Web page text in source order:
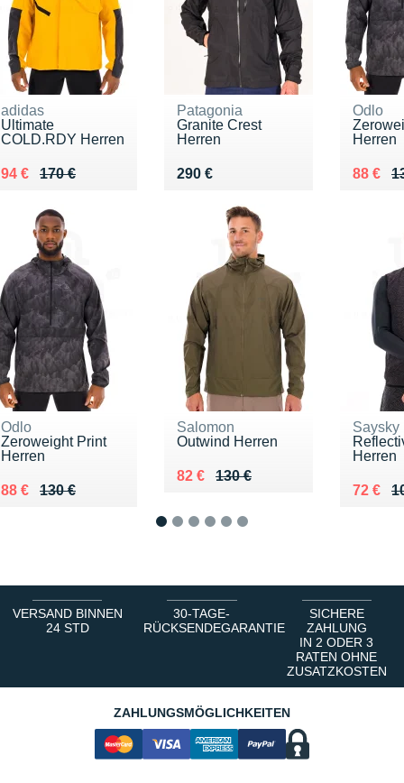
adidas
Ultimate
COLD.RDY Herren
170 €
Au lieu de 170 €
94 €
Vendu 94 €
Patagonia
Granite Crest
Herren
290 €
Vendu 290 €
Odlo
Herren
Au lieu
88 €
Vendu
Odlo
Zeroweight Print
Herren
130 €
Au lieu de 130 €
88 €
Vendu 88 €
Salomon
Outwind Herren
130 €
Au lieu de 130 €
82 €
Vendu 82 €
Saysky
Herren
Au lieu
72 €
Vendu
VERSAND BINNEN
24 STD
30-TAGE-
RÜCKSENDEGARANTIE
SICHERE
ZAHLUNG
IN 2 ODER 3
RATEN OHNE
ZUSATZKOSTEN
ZAHLUNGSMÖGLICHKEITEN